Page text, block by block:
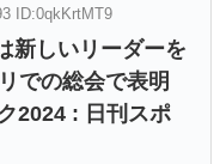
ID:0qkKrtMT9
新しいリーダーを
での総会で表明
2024 : 日刊スポ